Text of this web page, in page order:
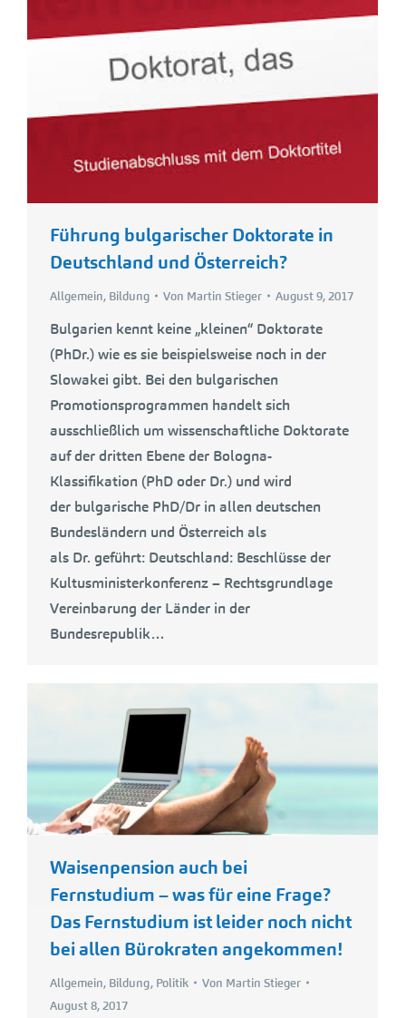
Führung bulgarischer Doktorate in
Deutschland und Österreich?
Allgemein, Bildung Von Martin Stieger August 9, 2017
Bulgarien kennt keine „kleinen“ Doktorate
(PhDr.) wie es sie beispielsweise noch in der
Slowakei gibt. Bei den bulgarischen
Promotionsprogrammen handelt sich
ausschließlich um wissenschaftliche Doktorate
auf der dritten Ebene der Bologna-
Klassifikation (PhD oder Dr.) und wird
der bulgarische PhD/Dr in allen deutschen
Bundesländern und Österreich als
als Dr. geführt: Deutschland: Beschlüsse der
Kultusministerkonferenz – Rechtsgrundlage
Vereinbarung der Länder in der
Bundesrepublik…
Waisenpension auch bei
Fernstudium – was für eine Frage?
Das Fernstudium ist leider noch nicht
bei allen Bürokraten angekommen!
Allgemein, Bildung, Politik Von Martin Stieger
August 8, 2017